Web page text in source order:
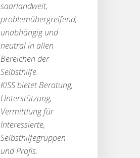
saarlandweit,
problemübergreifend,
unabhängig und
neutral in allen
Bereichen der
Selbsthilfe.
KISS bietet Beratung,
Unterstützung,
Vermittlung für
Interessierte,
Selbsthilfegruppen
und Profis.